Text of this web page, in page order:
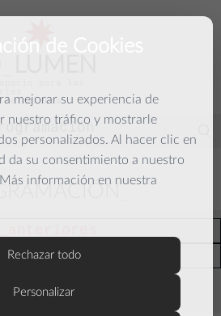
de Cookies
mejorar su experiencia de
nuestro tráfico y mostrarle
personalizados. Al hacer clic en
da su consentimiento a nuestro
información en nuestra
Rechazar todo
Personalizar
la palabra
actuales
septiembre